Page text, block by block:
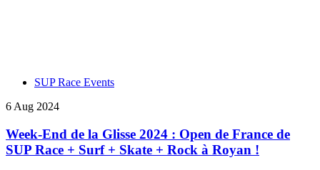
SUP Race Events
6 Aug 2024
Week-End de la Glisse 2024 : Open de France de
SUP Race + Surf + Skate + Rock à Royan !